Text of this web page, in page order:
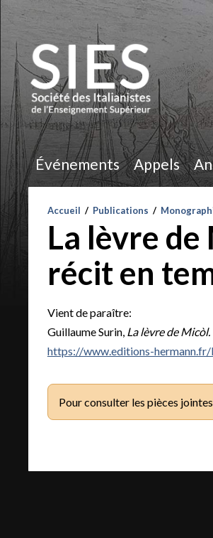
Événements Appels
Accueil / Publications /
La lèvre
récit en
Vient de paraître:
Guillaume Surin, La lèvre de
https://www.editions-
Pour consulter les pièces